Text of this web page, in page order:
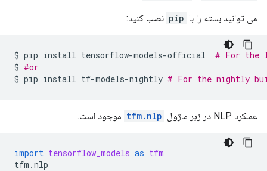
می توانید بسته را با pip نصب کنید:
$ pip install tensorflow-models-official
# For the
$ #or
$ pip install tf-models-nightly # For the nightly
عملکرد NLP در زیر ماژول tfm.nlp موجود است.
import tensorflow_models as tfm
tfm .nlp